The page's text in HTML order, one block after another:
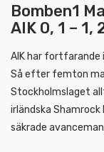
Bomben1
AIK 0, 1 – 1,
AIK har fortfarande
Så efter femton
Stockholmslaget
irländska
säkrade